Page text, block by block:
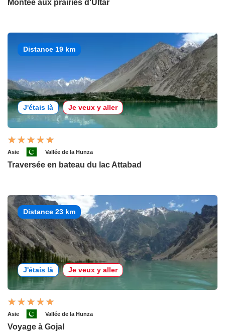
Montée aux prairies d'Ultar
Distance 19 km
J'étais là Je veux y aller
Asie Vallée de la Hunza
Traversée en bateau du lac Attabad
Distance 23 km
J'étais là Je veux y aller
Asie Vallée de la Hunza
Voyage à Gojal